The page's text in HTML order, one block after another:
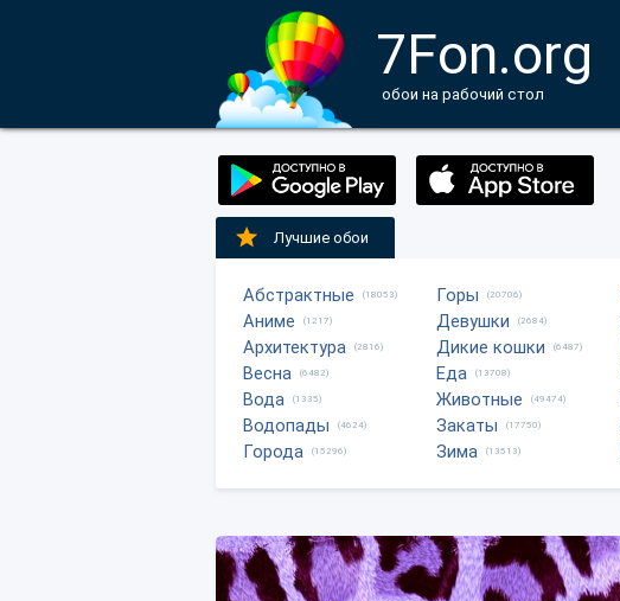
7Fon.org
обои на рабочий стол
Лучшие обои
Абстрактные (18053)
Аниме (1217)
Архитектура (2816)
Весна (6482)
Вода (1335)
Водопады (4624)
Города (15296)
Горы (20706)
Девушки (2684)
Дикие кошки (6487)
Еда (13708)
Животные (49474)
Закаты (17750)
Зима (13513)